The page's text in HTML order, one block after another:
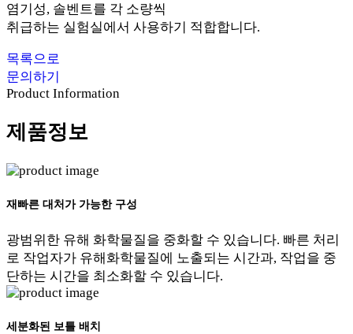
염기성, 솔벤트를 각 소량씩
취급하는 실험실에서 사용하기 적합합니다.
목록으로
문의하기
Product Information
제품정보
재빠른 대처가 가능한 구성
광범위한 유해 화학물질을 중화할 수 있습니다. 빠른 처리
로 작업자가 유해화학물질에 노출되는 시간과, 작업을 중
단하는 시간을 최소화할 수 있습니다.
세분화된 보틀 배치